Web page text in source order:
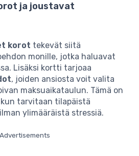
ja joustavat
korot tekevät siitä
monille, jotka haluavat
Lisäksi kortti tarjoaa
, joiden ansiosta voit valita
maksuaikataulun. Tämä on
tarvitaan tilapäistä
ylimääräistä stressiä.
Advertisements